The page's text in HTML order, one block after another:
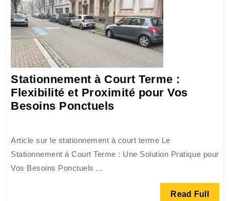
Stationnement à Court Terme :
Flexibilité et Proximité pour Vos
Besoins PonctuelsStationnement
Terme
:
Article sur le stationnement à court terme Le
Stationnement à Court Terme : Une Solution Pratique pour
Vos Besoins Ponctuels ...
Read Full